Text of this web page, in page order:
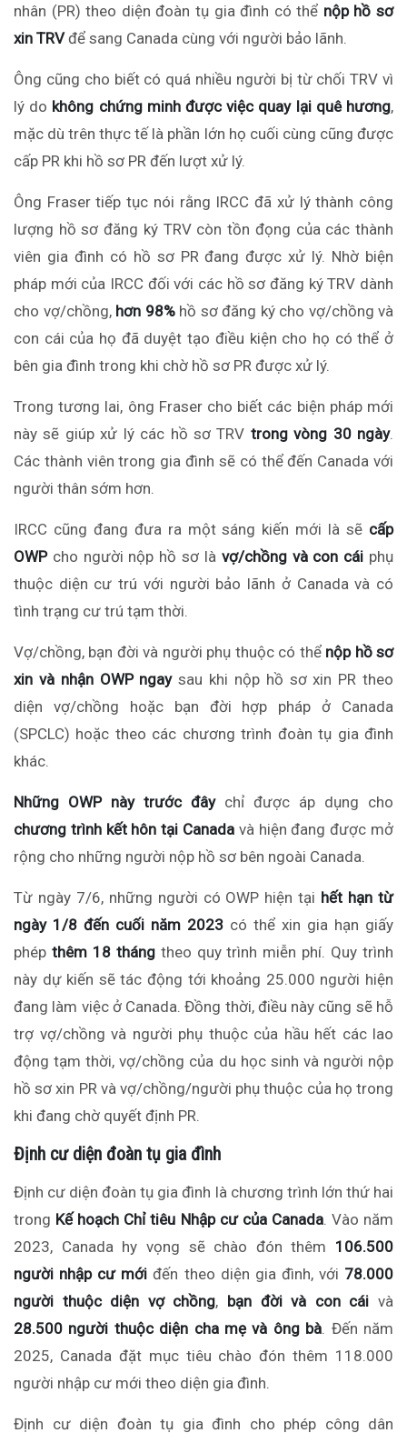
nhân (PR)theo diện đoàn tụ gia đình có thể nộp hồ sơ
xin TRVđể sang Canada cùng với người bảo lãnh.
Ông cũng cho biết có quá nhiều người bị từ chối TRV vì
lý do không chứng minh được việc quay lại quê hương,
mặc dù trên thực tế là phần lớn họ cuối cùng cũng được
cấp PR khi hồ sơ PR đến lượt xử lý.
Ông Fraser tiếp tục nói rằng IRCC đã xử lý thành công
lượng hồ sơ đăng ký TRV còn tồn đọng của các thành
viên gia đình có hồ sơ PR đang được xử lý. Nhờ biện
pháp mới của IRCC đối với các hồ sơ đăng ký TRV dành
cho vợ/chồng,hơn 98%hồ sơ đăng ký cho vợ/chồng và
con cái của họ đã duyệttạo điều kiện cho họ có thể ở
bên gia đình trong khi chờ hồ sơ PR được xử lý.
Trong tương lai, ông Fraser cho biết các biện pháp mới
nàysẽ giúpxử lý các hồ sơ TRV trong vòng 30 ngày.
Các thành viên trong gia đình sẽ có thể đến Canada với
người thân sớm hơn.
IRCC cũng đang đưa ra một sáng kiến ​​mới làsẽ cấp
OWPcho người nộp hồ sơ là vợ/chồng và con cái phụ
thuộc diện cư trú với người bảo lãnh ở Canada và có
tình trạng cư trú tạm thời.
Vợ/chồng, bạn đời và người phụ thuộc có thể nộp hồ sơ
xin và nhận OWP ngaysau khi nộp hồ sơ xin PR theo
diện vợ/chồng hoặc bạn đời hợp pháp ở Canada
(SPCLC) hoặc theo các chương trình đoàn tụ gia đình
khác.
Những OWP này trước đâychỉ được áp dụng cho
chương trình kết hôn tại Canada và hiện đang được mở
rộng cho những người nộp hồ sơ bên ngoài Canada.
Từ ngày 7/6, những người có OWP hiện tại hết hạn từ
ngày 1/8 đến cuối năm 2023 có thể xin gia hạn giấy
phép thêm 18 thángtheo quy trình miễn phí. Quy trình
này dự kiến sẽ tác động tới khoảng 25.000 người hiện
đang làm việc ở Canada. Đồng thời, điều này cũng sẽ hỗ
trợ vợ/chồng và người phụ thuộc của hầu hết các lao
động tạm thời, vợ/chồng của du học sinh và người nộp
hồ sơ xin PR và vợ/chồng/người phụ thuộc của họ trong
khi đang chờ quyết định PR.
Định cư diện đoàn tụ gia đình
Định cư diện đoàn tụ gia đình là chương trình lớn thứ hai
trong Kế hoạch Chỉ tiêu Nhập cư của Canada. Vào năm
2023, Canada hy vọng sẽ chào đónthêm 106.500
người nhập cư mới đến theo diện gia đình, với 78.000
người thuộc diện vợ chồng, bạn đời và con cái và
28.500 người thuộc diện cha mẹ và ông bà. Đến năm
2025, Canada đặt mục tiêu chào đónthêm 118.000
người nhập cư mới theo diện gia đình.
Định cư diện đoàn tụ gia đình cho phép công dân